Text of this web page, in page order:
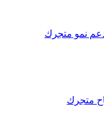
نمو متجرك
متجرك